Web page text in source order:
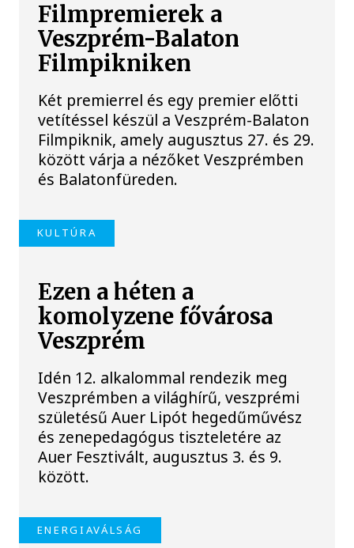
Filmpremierek a
Veszprém-Balaton
Filmpikniken
Két premierrel és egy premier előtti
vetítéssel készül a Veszprém-Balaton
Filmpiknik, amely augusztus 27. és 29.
között várja a nézőket Veszprémben
és Balatonfüreden.
KULTÚRA
Ezen a héten a
komolyzene fővárosa
Veszprém
Idén 12. alkalommal rendezik meg
Veszprémben a világhírű, veszprémi
születésű Auer Lipót hegedűművész
és zenepedagógus tiszteletére az
Auer Fesztivált, augusztus 3. és 9.
között.
ENERGIAVÁLSÁG